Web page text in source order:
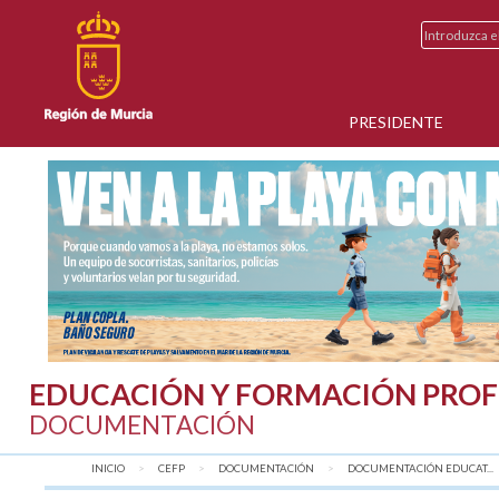
PRESIDENTE
EDUCACIÓN Y FORMACIÓN
DOCUMENTACIÓN
INICIO CEFP DOCUMENTACIÓN DOCUMENTACIÓN EDUCAT...